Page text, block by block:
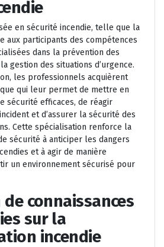
en sécurité incendie, telle que la
aux participants des compétences
dans la prévention des
gestion des situations d’urgence.
les professionnels acquièrent
qui leur permet de mettre en
sécurité efficaces, de réagir
et d’assurer la sécurité des
Cette spécialisation renforce la
sécurité à anticiper les dangers
et à agir de manière
un environnement sécurisé pour
connaissances
sur la
incendie